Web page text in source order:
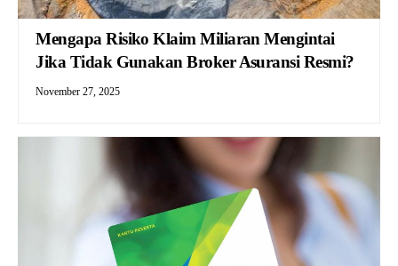
Mengapa Risiko Klaim Miliaran Mengintai
Jika Tidak Gunakan Broker Asuransi Resmi?
November 27, 2025